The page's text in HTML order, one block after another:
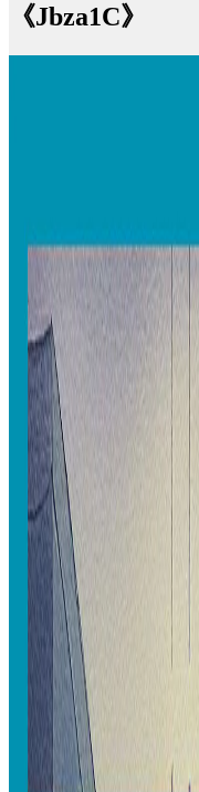
《Jbza1C》